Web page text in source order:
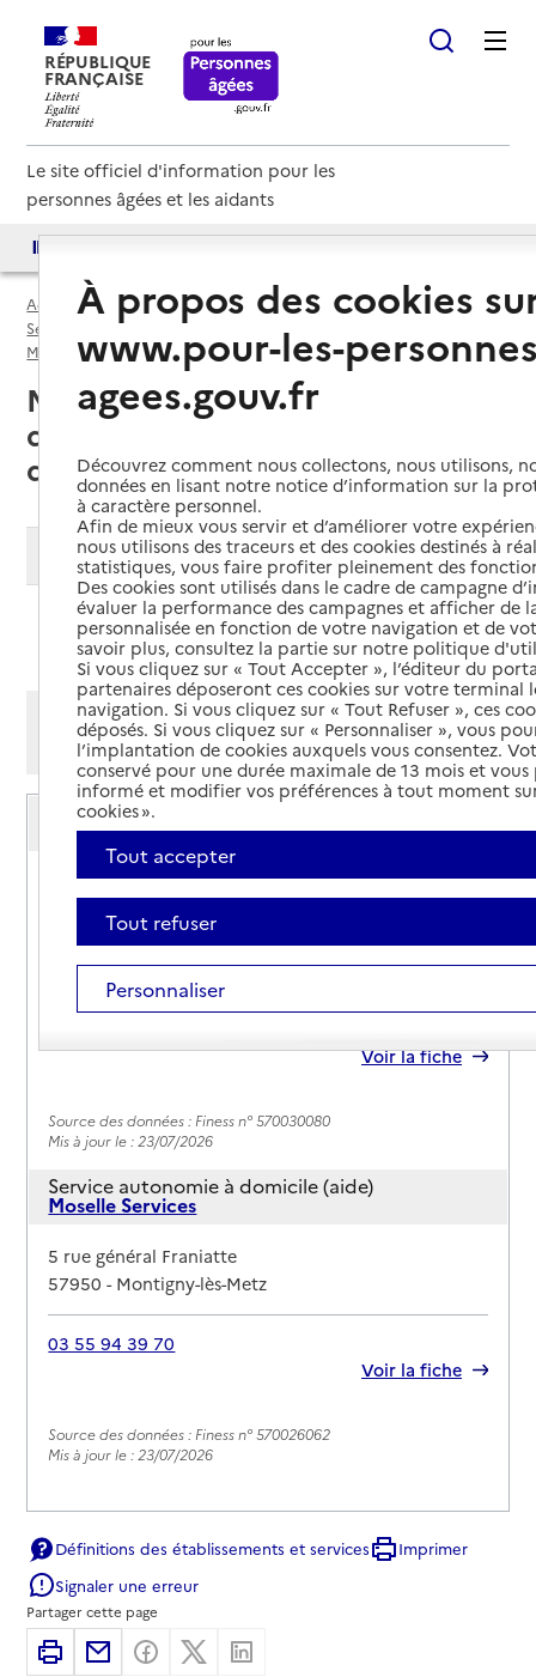
RÉPUBLIQUE
FRANÇAISE
Le site officiel d'information pour les
personnes âgées et les aidants
Accueil
Espace annuaire
Services autonomie à domicile (aide) par département
Moselle (57)
Service autonomie à domicile (aide)
Montigny-lès-Metz (57950) : liste
des 2 services autonomie à
domicile (aide)
Modifier ma recherche
Ajouter cette recherche aux favoris
Afficher les résultats par:
Mode liste
Mode carte
Service autonomie à domicile (aide)
Apamad
Adresse
46 rue Saint-Ladre
57950-Montigny-lès-Metz
03 72 40 30 43
Contact
Rapport HAS
Voir la fiche
Source des données : Finess n° 570030080
Mis à jour le : 23/07/2026
Service autonomie à domicile (aide)
Moselle Services
Adresse
5 rue général Franiatte
57950-Montigny-lès-Metz
03 55 94 39 70
Voir la fiche
Source des données : Finess n° 570026062
Mis à jour le : 23/07/2026
Définitions des établissements et services
Imprimer
Signaler une erreur
Partager cette page
ImprimerPartager par email
Partager sur Facebook
Partager sur X
À propos des cookies
www.pour-les-
agees.gouv.fr
Découvrez comment nous collectons, nous utilisons,
données en lisant notre notice d’information sur la
à caractère personnel.
Afin de mieux vous servir et d’améliorer votre
nous utilisons des traceurs et des cookies destinés à
statistiques, vous faire profiter pleinement des
Des cookies sont utilisés dans le cadre de campagne
évaluer la performance des campagnes et afficher de
personnalisée en fonction de votre navigation et de
savoir plus, consultez la partie sur notre politique
Si vous cliquez sur « Tout Accepter », l’éditeur du
partenaires déposeront ces cookies sur votre terminal
navigation. Si vous cliquez sur « Tout Refuser », ces
déposés. Si vous cliquez sur « Personnaliser », vous
l’implantation de cookies auxquels vous consentez.
conservé pour une durée maximale de 13 mois et
informé et modifier vos préférences à tout moment
cookies ».
Tout accepter
Tout refuser
Personnaliser